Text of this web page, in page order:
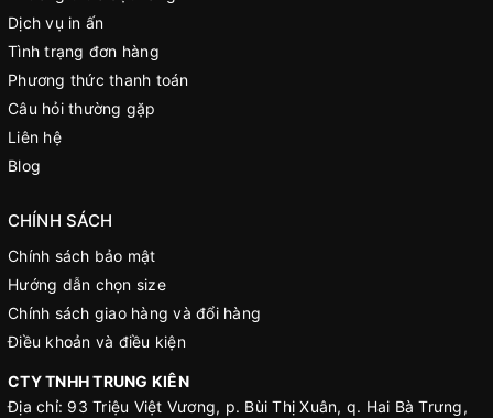
Dịch vụ in ấn
Tình trạng đơn hàng
Phương thức thanh toán
Câu hỏi thường gặp
Liên hệ
Blog
CHÍNH SÁCH
Chính sách bảo mật
Hướng dẫn chọn size
Chính sách giao hàng và đổi hàng
Điều khoản và điều kiện
CTY TNHH TRUNG KIÊN
Địa chỉ: 93 Triệu Việt Vương, p. Bùi Thị Xuân, q. Hai Bà Trưng,